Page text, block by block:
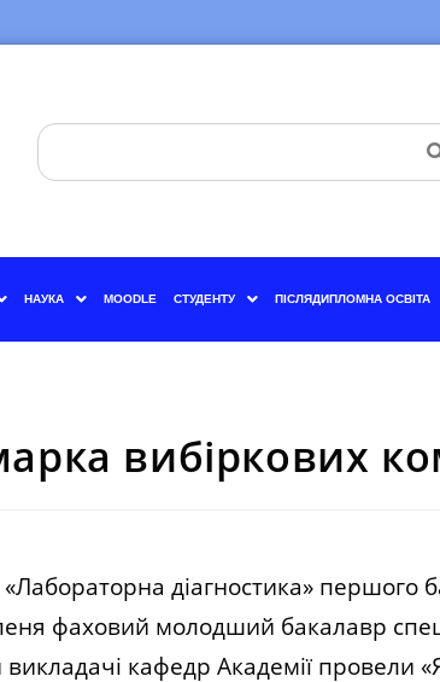
НАУКА MOODLE СТУДЕНТУ ПІСЛЯДИПЛОМНА ОСВІТА
вибіркових
діагностика» першого
фаховий молодший бакалавр
викладачі кафедр Академії провели